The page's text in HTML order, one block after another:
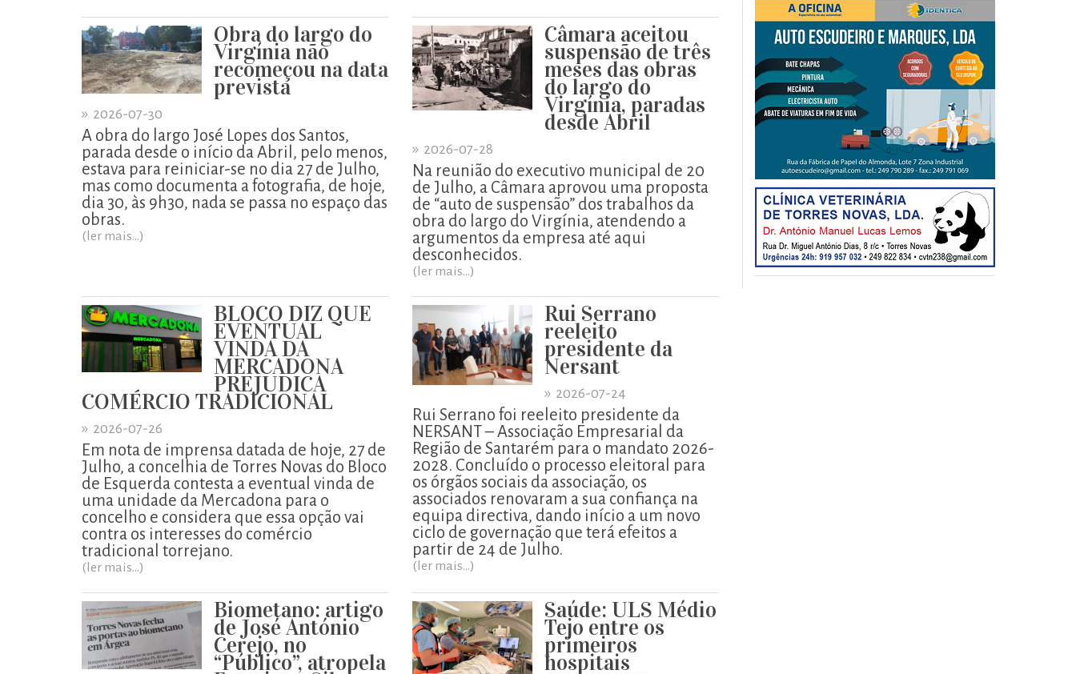
Obra do largo do
Virgínia não
recomeçou na data
prevista
» 2026-07-30
A obra do largo José Lopes dos Santos,
parada desde o início da Abril, pelo menos,
estava para reiniciar-se no dia 27 de Julho,
mas como documenta a fotografia, de hoje,
dia 30, às 9h30, nada se passa no espaço das
obras.
(ler mais...)
Câmara aceitou
suspensão de três
meses das obras
do largo do
Virgínia, paradas
desde Abril
» 2026-07-28
Na reunião do executivo municipal de 20
de Julho, a Câmara aprovou uma proposta
de “auto de suspensão” dos trabalhos da
obra do largo do Virgínia, atendendo a
argumentos da empresa até aqui
desconhecidos.
(ler mais...)
BLOCO DIZ QUE
EVENTUAL
VINDA DA
MERCADONA
PREJUDICA
COMÉRCIO TRADICIONAL
» 2026-07-26
Em nota de imprensa datada de hoje, 27 de
Julho, a concelhia de Torres Novas do Bloco
de Esquerda contesta a eventual vinda de
uma unidade da Mercadona para o
concelho e considera que essa opção vai
contra os interesses do comércio
tradicional torrejano.
(ler mais...)
Rui Serrano
reeleito
presidente da
Nersant
» 2026-07-24
Rui Serrano foi reeleito presidente da
NERSANT – Associação Empresarial da
Região de Santarém para o mandato 2026-
2028. Concluído o processo eleitoral para
os órgãos sociais da associação, os
associados renovaram a sua confiança na
equipa directiva, dando início a um novo
ciclo de governação que terá efeitos a
partir de 24 de Julho.
(ler mais...)
Biometano: artigo
de José António
Cerejo, no
“Público”, atropela
Saúde: ULS Médio
Tejo entre os
primeiros
hospitais